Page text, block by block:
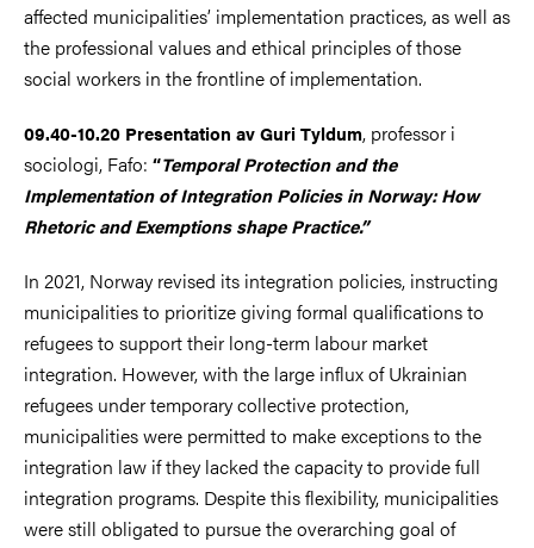
affected municipalities’ implementation practices, as well as
the professional values and ethical principles of those
social workers in the frontline of implementation.
09.40-10.20 Presentation av Guri Tyldum, professor i
sociologi, Fafo: “Temporal Protection and the
Implementation of Integration Policies in Norway: How
Rhetoric and Exemptions shape Practice.”
In 2021, Norway revised its integration policies, instructing
municipalities to prioritize giving formal qualifications to
refugees to support their long-term labour market
integration. However, with the large influx of Ukrainian
refugees under temporary collective protection,
municipalities were permitted to make exceptions to the
integration law if they lacked the capacity to provide full
integration programs. Despite this flexibility, municipalities
were still obligated to pursue the overarching goal of